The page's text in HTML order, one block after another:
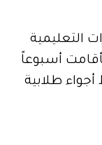
التعليمية
أسبوعاً
طلابية